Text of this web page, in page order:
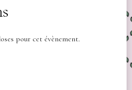
pour cet évènement.